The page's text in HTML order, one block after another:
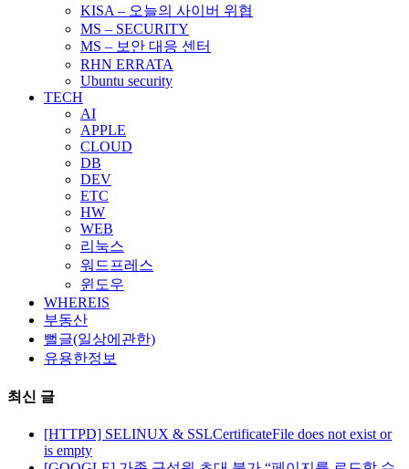
KISA – 오늘의 사이버 위협
MS – SECURITY
MS – 보안 대응 센터
RHN ERRATA
Ubuntu security
TECH
AI
APPLE
CLOUD
DB
DEV
ETC
HW
WEB
리눅스
워드프레스
윈도우
WHEREIS
부동산
뻘글(일상에관한)
유용한정보
최신 글
[HTTPD] SELINUX & SSLCertificateFile does not exist or
is empty